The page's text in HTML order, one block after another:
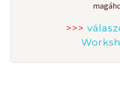
>>>